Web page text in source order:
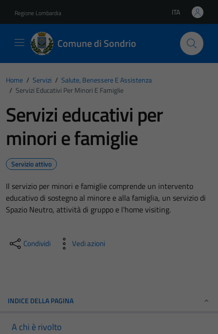
Regione Lombardia Lingua attiva:
ITA
Comune di Sondrio
Home / Servizi / Salute, Benessere E Assistenza
/ Servizi Educativi Per Minori E Famiglie
Servizi educativi per
minori e famiglie
Servizio attivo
Il servizio per minori e famiglie comprende un intervento
educativo di sostegno al minore e alla famiglia, un servizio di
Spazio Neutro, attività di gruppo e l'home visiting.
Condividi Vedi azioni
INDICE DELLA PAGINA
A chi è rivolto